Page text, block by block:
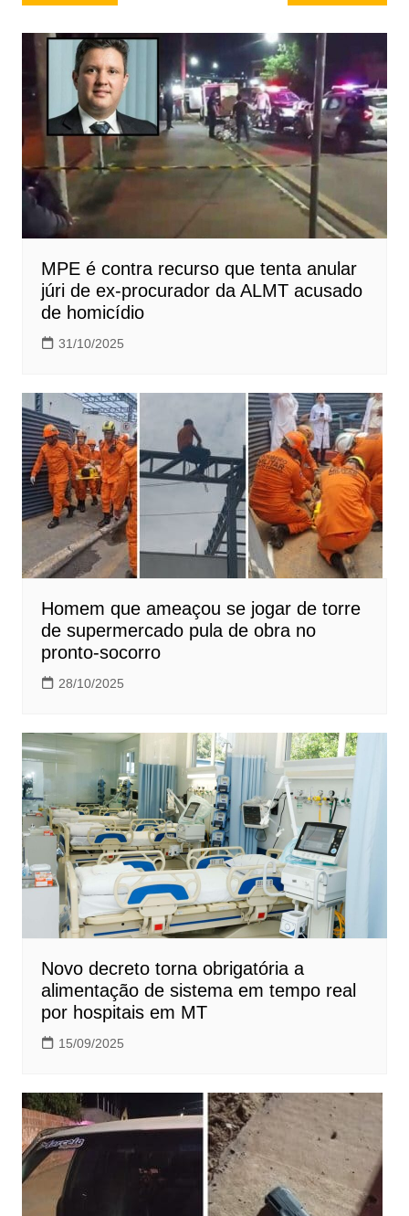
de
Post
MPE é contra recurso que tenta anular
júri de ex-procurador da ALMT acusado
de homicídio
31/10/2025
Homem que ameaçou se jogar de torre
de supermercado pula de obra no
pronto-socorro
28/10/2025
Novo decreto torna obrigatória a
alimentação de sistema em tempo real
por hospitais em MT
15/09/2025